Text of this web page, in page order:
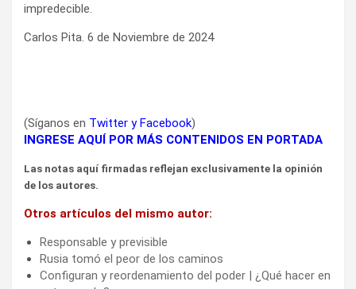
impredecible.
Carlos Pita. 6 de Noviembre de 2024
(Síganos en Twitter yFacebook)
INGRESE AQUÍ POR MÁS CONTENIDOS EN PORTADA
Las notas aquí firmadas reflejan exclusivamente la opinión
de los autores.
Otros artículos del mismo autor:
Responsable y previsible
Rusia tomó el peor de los caminos
Configuran y reordenamiento del poder | ¿Qué hacer en